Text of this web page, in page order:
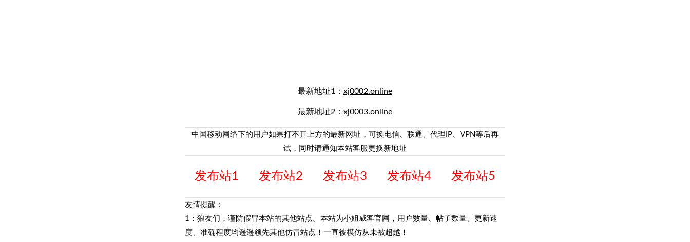
最新地址1： xj0002.online
最新地址2： xj0003.online
中国移动网络下的用户如果打不开上方的最新网址，可换电信、联通、代理IP、VPN等后再
试，同时请通知本站客服更换新地址
发布站1 发布站2 发布站3 发布站4 发布站5
友情提醒：
1：狼友们，谨防假冒本站的其他站点。本站为小姐威客官网，用户数量、帖子数量、更新速
度、准确程度均遥遥领先其他仿冒站点！一直被模仿从未被超越！